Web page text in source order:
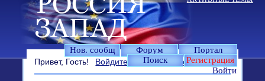
Нов. сообщ Форум
Портал
Поиск
Регистрация
Войти
Привет, Гость! Войдите илизарегистрируйтесь.